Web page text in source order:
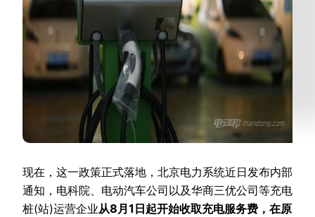
现在，这一政策正式落地，北京电力系统近日发布内部
通知，电科院、电动汽车公司以及华商三优公司等充电
桩(站)运营企业从8月1日起开始收取充电服务费，在原